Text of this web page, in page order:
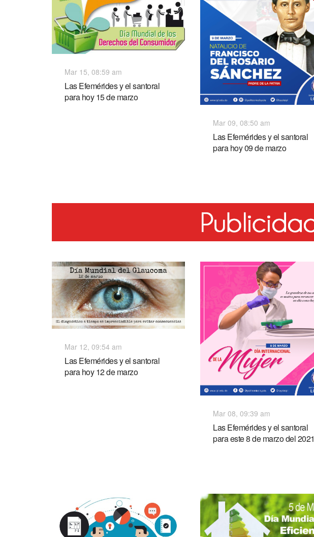
Mar 15, 08:59 am
Las Efemérides y el santoral
para hoy 15 de marzo
Mar 09, 08:50 am
Las Efemérides y el santoral
para hoy 09 de marzo
Mar 12, 09:54 am
Las Efemérides y el santoral
para hoy 12 de marzo
Mar 08, 09:39 am
Las Efemérides y el santoral
para este 8 de marzo del 2021